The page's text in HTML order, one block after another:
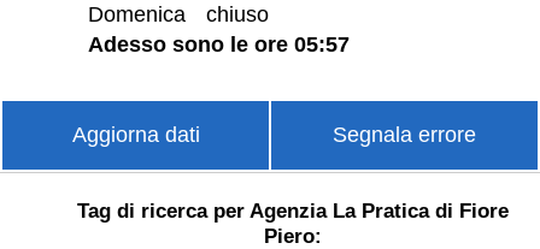
Domenica
chiuso
Adesso sono le ore 05:57
Aggiorna dati Segnala errore
Tag di ricerca per Agenzia La Pratica di Fiore
Piero: